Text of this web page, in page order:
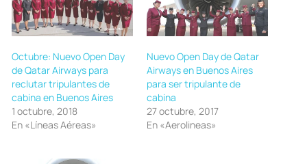
Octubre: Nuevo Open Day
de Qatar Airways para
reclutar tripulantes de
cabina en Buenos Aires
1 octubre, 2018
En «Líneas Aéreas»
Nuevo Open Day de Qatar
Airways en Buenos Aires
para ser tripulante de
cabina
27 octubre, 2017
En «Aerolineas»